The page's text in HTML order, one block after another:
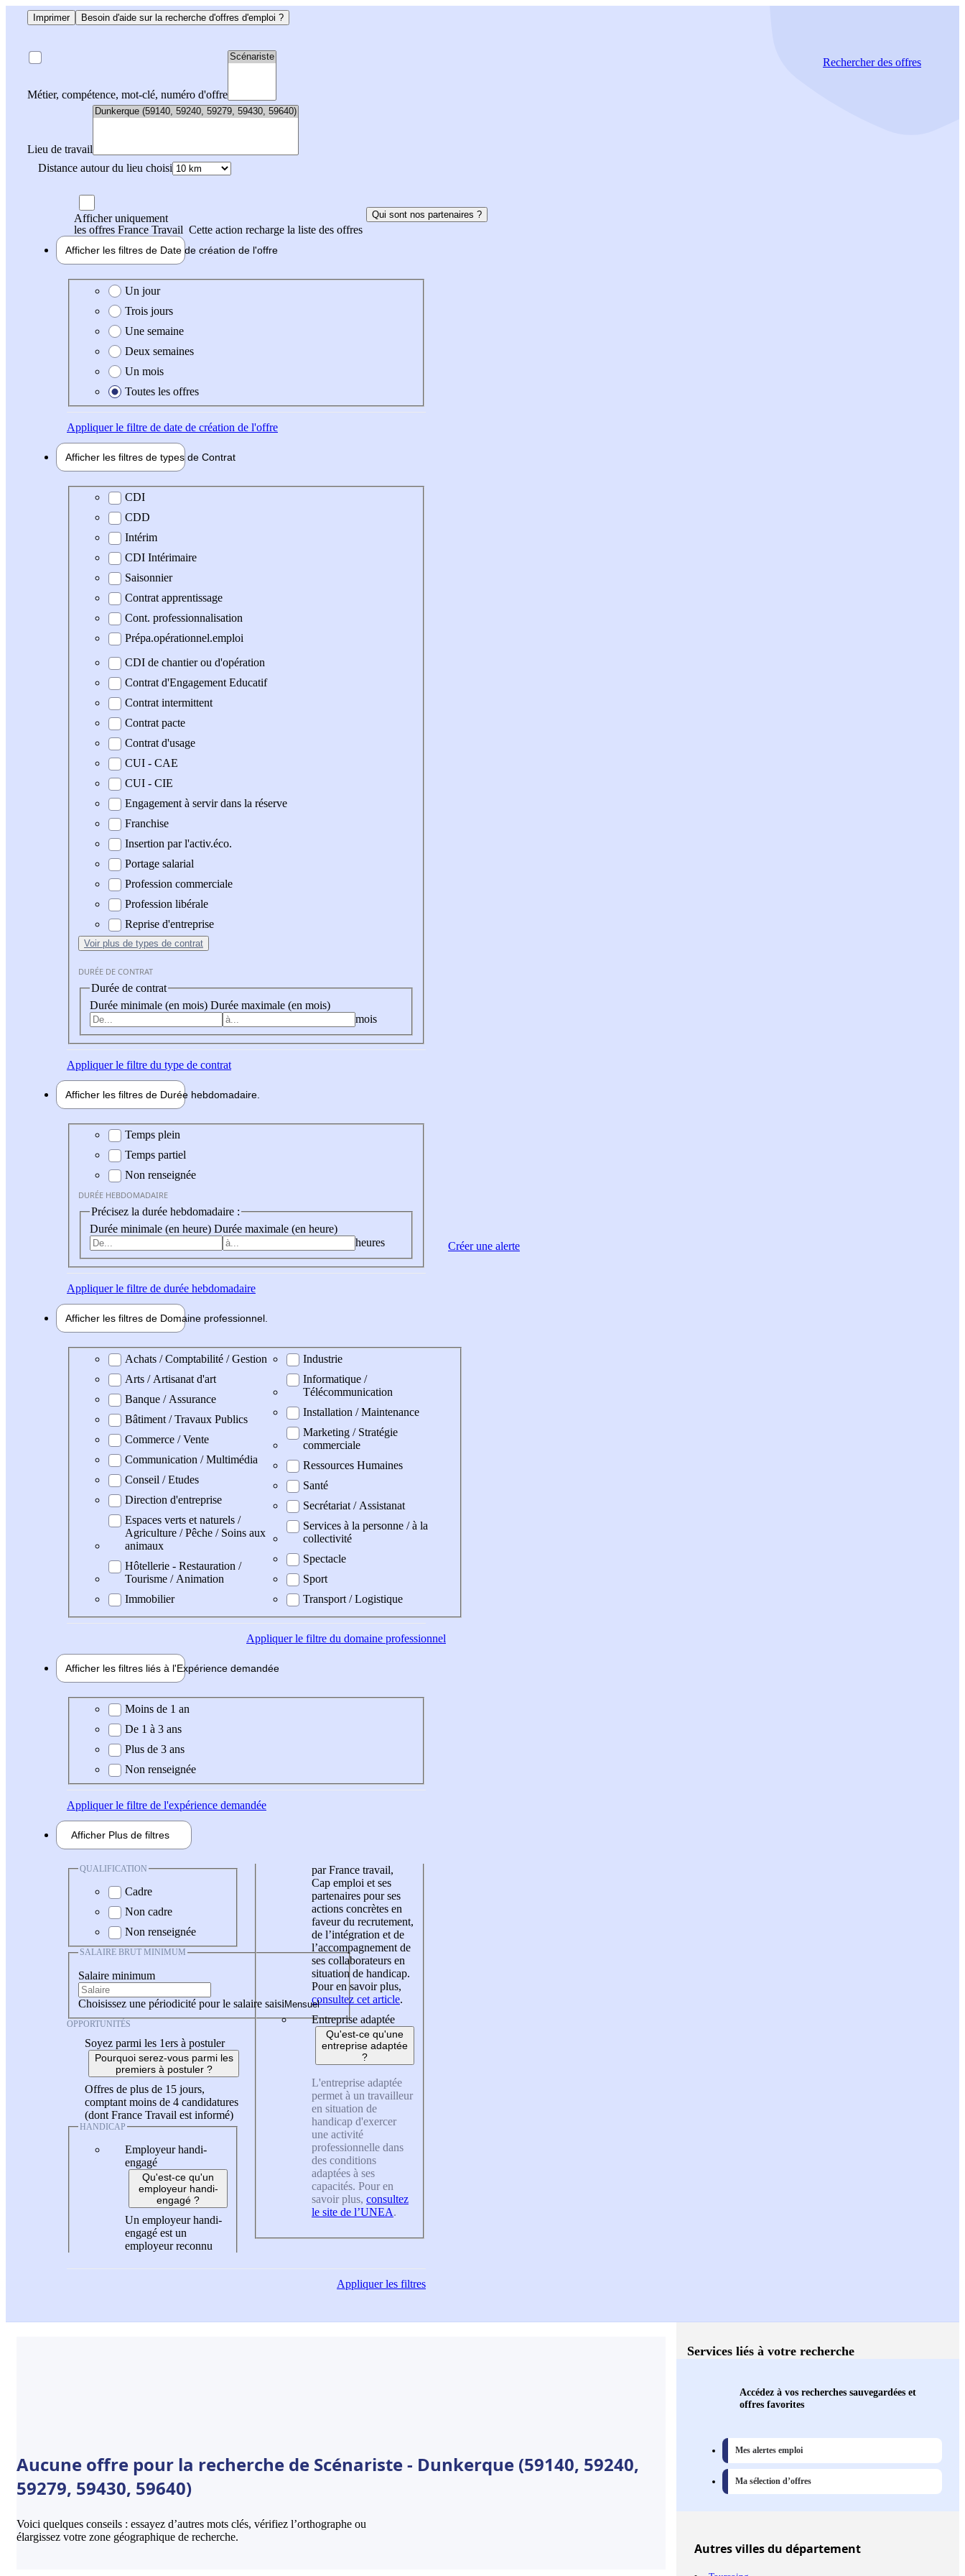
Imprimer Besoin d'aide sur la recherche d'offres d'emploi ?
Métier, compétence, mot-clé, numéro d'offre
Lieu de travail
Distance autour du lieu choisi
Rechercherdes offres
Afficher uniquement
les offres France Travail Cette action recharge la liste des offres
Qui sont nos partenaires ?
Afficher les filtres de Date de création de l'offre
Date de création de l'offre
Un jour
Trois jours
Une semaine
Deux semaines
Un mois
Toutes les offres
Appliquerle filtre de date de création de l'offre
Afficher les filtres de types de Contrat
Type de contrat
CDI
CDD
Intérim
CDI Intérimaire
Saisonnier
Contrat apprentissage
Cont. professionnalisation
Prépa.opérationnel.emploi
CDI de chantier ou d'opération
Contrat d'Engagement Educatif
Contrat intermittent
Contrat pacte
Contrat d'usage
CUI - CAE
CUI - CIE
Engagement à servir dans la réserve
Franchise
Insertion par l'activ.éco.
Portage salarial
Profession commerciale
Profession libérale
Reprise d'entreprise
Voir plus de types de contrat
DURÉE DE CONTRAT
Durée de contrat
Durée minimale (en mois) Durée maximale (en mois)
mois
Appliquerle filtre du type de contrat
Afficher les filtres de Durée hebdomadaire
Durée hebdomadaire
Temps plein
Temps partiel
Non renseignée
DURÉE HEBDOMADAIRE
Précisez la durée hebdomadaire :
Durée minimale (en heure) Durée maximale (en heure)
heures
Appliquerle filtre de durée hebdomadaire
Afficher les filtres de Domaine professionnel
Domaine professionel
Achats / Comptabilité / Gestion
Arts / Artisanat d'art
Banque / Assurance
Bâtiment / Travaux Publics
Commerce / Vente
Communication / Multimédia
Conseil / Etudes
Direction d'entreprise
Espaces verts et naturels /
Agriculture / Pêche / Soins aux
animaux
Hôtellerie - Restauration /
Tourisme / Animation
Immobilier
Industrie
Informatique /
Télécommunication
Installation / Maintenance
Marketing / Stratégie
commerciale
Ressources Humaines
Santé
Secrétariat / Assistanat
Services à la personne / à la
collectivité
Spectacle
Sport
Transport / Logistique
Appliquerle filtre du domaine professionnel
Afficher les filtres liés à l'Expérience demandée
Expérience demandée
Moins de 1 an
De 1 à 3 ans
Plus de 3 ans
Non renseignée
Appliquerle filtre de l'expérience demandée
Afficher Plus de filtres
QUALIFICATION
Cadre
Non cadre
Non renseignée
SALAIRE BRUT MINIMUM
Salaire minimum
Choisissez une périodicité pour le salaire saisi
OPPORTUNITÉS
Soyez parmi les 1ers à postuler
Pourquoi serez-vous parmi les
premiers à postuler ?
Offres de plus de 15 jours,
comptant moins de 4 candidatures
(dont France Travail est informé)
HANDICAP
Employeur handi-
engagé
Qu'est-ce qu'un
employeur handi-
engagé ?
Un employeur handi-
engagé est un
employeur reconnu
par France travail,
Cap emploi et ses
partenaires pour ses
actions concrètes en
faveur du recrutement,
de l’intégration et de
l’accompagnement de
ses collaborateurs en
situation de handicap.
Pour en savoir plus,
consultez cet article.
Entreprise adaptée
Qu'est-ce qu'une
entreprise adaptée
?
L'entreprise adaptée
permet à un travailleur
en situation de
handicap d'exercer
une activité
professionnelle dans
des conditions
adaptées à ses
capacités. Pour en
savoir plus, consultez
le site de l’UNEA.
Appliquerles filtres
Créer une alerte
Aucune offre pour la recherche de Scénariste - Dunkerque (59140, 59240,
59279, 59430, 59640)
Voici quelques conseils : essayez d’autres mots clés, vérifiez l’orthographe ou
élargissez votre zone géographique de recherche.
Services liés à votre recherche
Accédez à vos recherches sauvegardées et
offres favorites
Mes alertes emploi
Ma sélection d’offres
Autresvillesdu département